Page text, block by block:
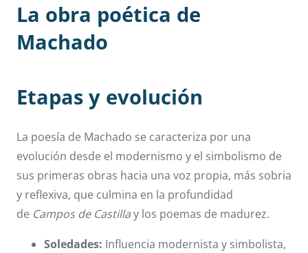
La obra poética de
Machado
Etapas y evolución
La poesía de Machado se caracteriza por una
evolución desde el modernismo y el simbolismo de
sus primeras obras hacia una voz propia, más sobria
y reflexiva, que culmina en la profundidad
de Campos de Castillay los poemas de madurez.
Soledades: Influencia modernista y simbolista,